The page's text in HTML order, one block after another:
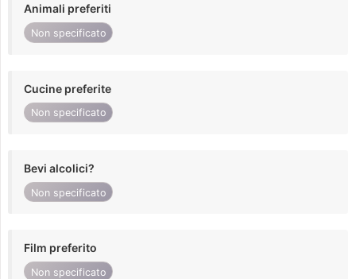
Animali preferiti
Non specificato
Cucine preferite
Non specificato
Bevi alcolici?
Non specificato
Film preferito
Non specificato